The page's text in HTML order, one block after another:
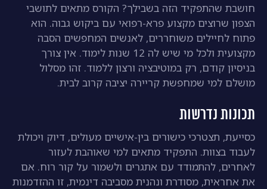
חושבת שהתפקיד הזה בשבילך? הקורס מתאים לתושבי
הצפון שרוצים מקצוע פרא-רפואי עם ביקוש גבוה. הוא
פתוח לחיילים משוחררים, לאנשים המחפשים הסבה
מקצועית ולכל מי שיש לה 12 שנות לימוד. אין צורך
בניסיון קודם, רק במוטיבציה ורצון ללמוד. זהו מסלול
מושלם למי שמחפשת קריירה יציבה קרוב לבית.
תכונות נדרשות
כסייעת, תצטרכי כישורים בין-אישיים מעולים, דיוק ויכולת
לעבוד בצוות. התפקיד מתאים למי שאוהבת לעזור
לאחרים, להתמודד עם אתגרים ולשמור על קור רוח. אם
את אחראית, מסודרת ונהנית מסביבה דינמית, זו ההזדמנות